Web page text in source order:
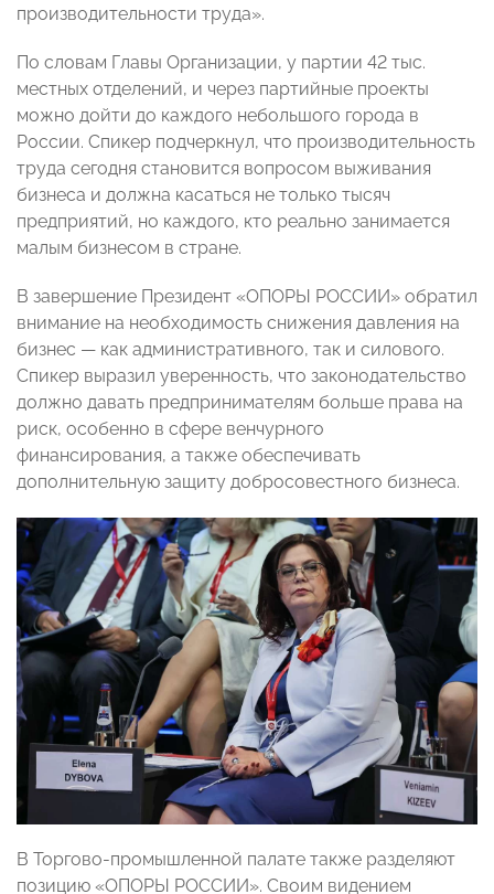
производительности труда».
По словам Главы Организации, у партии 42 тыс.
местных отделений, и через партийные проекты
можно дойти до каждого небольшого города в
России. Спикер подчеркнул, что производительность
труда сегодня становится вопросом выживания
бизнеса и должна касаться не только тысяч
предприятий, но каждого, кто реально занимается
малым бизнесом в стране.
В завершение Президент «ОПОРЫ РОССИИ» обратил
внимание на необходимость снижения давления на
бизнес — как административного, так и силового.
Спикер выразил уверенность, что законодательство
должно давать предпринимателям больше права на
риск, особенно в сфере венчурного
финансирования, а также обеспечивать
дополнительную защиту добросовестного бизнеса.
В Торгово-промышленной палате также разделяют
позицию «ОПОРЫ РОССИИ». Своим видением